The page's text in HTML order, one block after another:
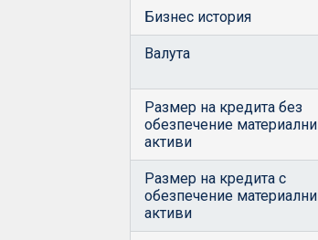
Бизнес история
Валута
Размер на кредита без
обезпечение материални
активи
Размер на кредита с
обезпечение материални
активи